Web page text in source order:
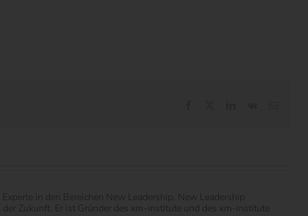
in den Bereichen New Leadership, New Leadership
Zukunft. Er ist Gründer des xm-institute und des xm-institute